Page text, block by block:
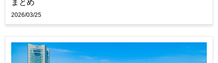
まとめ
2026/03/25